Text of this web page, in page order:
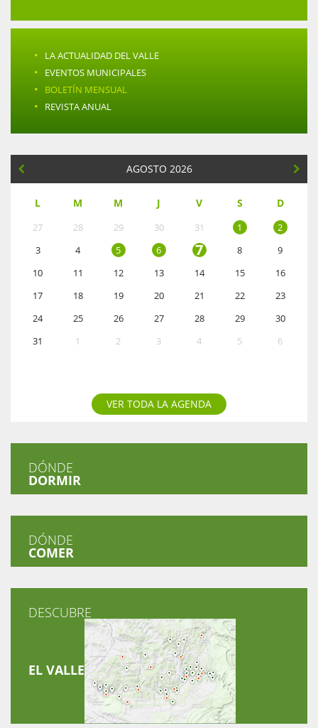
· LA ACTUALIDAD DEL VALLE
· EVENTOS MUNICIPALES
· BOLETÍN MENSUAL
· REVISTA ANUAL
AGOSTO 2026
L M M J V S D
27 28 29 30 31 1
2
3
4 5 6 7 8
9
10
11 12 13 14 15
16
17
18 19 20 21 22
23
24
25 26 27 28 29
30
31
1 2 3 4 5 6
VER TODA LA AGENDA
DÓNDE
DORMIR
DÓNDE
COMER
DESCUBRE
EL VALLE